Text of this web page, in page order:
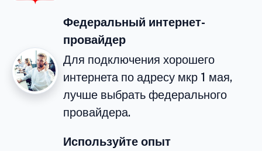
Федеральный интернет-
провайдер
Для подключения хорошего
интернета по адресу мкр 1 мая,
лучше выбрать федерального
провайдера.
Используйте опыт